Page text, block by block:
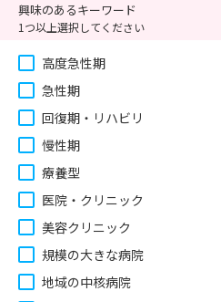
興味のあるキーワード
1つ以上選択してください
高度急性期
急性期
回復期・リハビリ
慢性期
療養型
医院・クリニック
美容クリニック
規模の大きな病院
地域の中核病院